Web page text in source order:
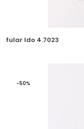
fular Ido 4.7023
-50%